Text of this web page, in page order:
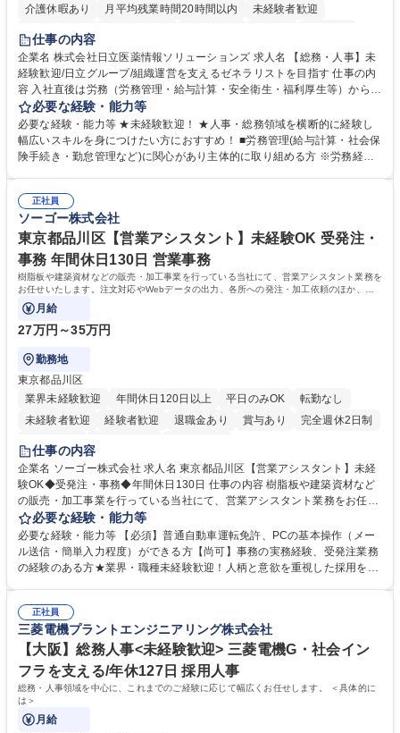
介護休暇あり
月平均残業時間20時間以内
未経験者歓迎
住宅手当あり
育休あり
完全週休2日制 交通費支給 土日祝休み 寮・社宅あり
仕事の内容
企業名 株式会社日立医薬情報ソリューションズ 求人名 【総務・人事】未
経験歓迎/日立グループ/組織運営を支えるゼネラリストを目指す 仕事の内
容 入社直後は労務（労務管理・給与計算・安全衛生・福利厚生等）からお
任せいたします。将来は総務・採用・教育業務へ守備範囲を広げ、組織運
営を支えるゼネラリストをめざせます。 ・初期業務：労働時間管理、給与
計算、社会保険対応、福利厚生管理、安全衛生、健康経営推進等をお任せ
します。ご経験に応じて、休職者管理など、幅広く経験を積んでいただき
幅広く経験を積みたい意欲がある方に最適な環境です。 募集職種 【総
務・人事】未経験歓迎/日立グループ/組織運営を支えるゼネラリストを目
指す
必要な経験・能力等
必要な経験・能力等 ★未経験歓迎！ ★人事・総務領域を横断的に経験し
幅広いスキルを身につけたい方におすすめ！ ■労務管理(給与計算・社会保
険手続き・勤怠管理など)に関心があり主体的に取り組める方 ※労務経験
のご経験 ■労務管理（給与計算・社会保険手続き・勤怠管理など）の経験
■衛生管理者の資格をお持ちの方 学歴・資格 学歴：大学院 大学 高専 短大
専修学校 高校 語学力： 資格：
正社員
ソーゴー株式会社
東京都品川区【営業アシスタント】未経験OK 受発注・
事務 年間休日130日 営業事務
樹脂板や建築資材などの販売・加工事業を行っている当社にて、営業アシスタント業務を
お任せいたします。注文対応やWebデータの出力、各所への発注・加工依頼のほか、電
話・メール対応等の事務業務を担当します。
月給
27万円～35万円
勤務地
東京都品川区
業界未経験歓迎
年間休日120日以上 平日のみOK
転勤なし
未経験者歓迎
経験者歓迎 退職金あり 賞与あり
完全週休2日制
交通費支給
仕事の内容
企業名 ソーゴー株式会社 求人名 東京都品川区【営業アシスタント】未経
験OK◆受発注・事務◆年間休日130日 仕事の内容 樹脂板や建築資材など
の販売・加工事業を行っている当社にて、営業アシスタント業務をお任せ
いたします。注文対応やWebデータの出力、各所への発注・加工依頼のほ
か、電話・メール対応等の事務業務を担当します。 ■受注・発注業務：FA
Xによる注文対応、Web発注データのプリントアウト、各仕入先・協力会
社への発注および加工依頼等 ■納品書・請求書の作成および発送手配 ■商
当社の指定する業務 募集職種 東京都品川区【営業アシスタント】未経験O
K◆受発注・事務◆年間休日130日
必要な経験・能力等
必要な経験・能力等 【必須】普通自動車運転免許、PCの基本操作（メー
ル送信・簡単入力程度）ができる方【尚可】事務の実務経験、受発注業務
の経験のある方★業界・職種未経験歓迎！人柄と意欲を重視した採用を行
変化に臨機応変かつ柔軟に対応できる方、約束を守り正確に作業を進めら
れる方を求めています。高度なPCスキルや関数知識は一切不要です。丁
寧な指導体制が整っているため、安心してお仕事をスタートしていただけ
ます。 学歴・資格 学歴：大学院 大学 高専 短大 専修学校 高校 語学力：
資格：
正社員
三菱電機プラントエンジニアリング株式会社
【大阪】総務人事<未経験歓迎> 三菱電機G・社会イン
フラを支える/年休127日 採用人事
総務・人事領域を中心に、これまでのご経験に応じて幅広くお任せします。 ＜具体的に
は＞
月給